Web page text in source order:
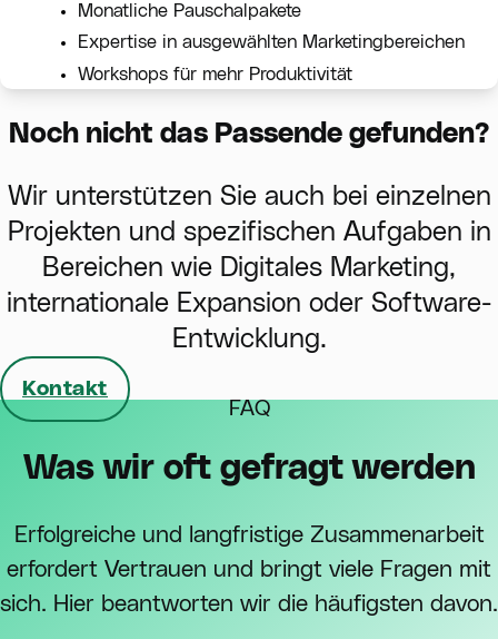
Monatliche Pauschalpakete
Expertise in ausgewählten Marketingbereichen
Workshops für mehr Produktivität
Noch nicht das Passende gefunden?
Wir unterstützen Sie auch bei einzelnen
Projekten und spezifischen Aufgaben in
Bereichen wie Digitales Marketing,
internationale Expansion oder Software-
Entwicklung.
Kontakt
FAQ
Was wir oft gefragt werden
Erfolgreiche und langfristige Zusammenarbeit
erfordert Vertrauen und bringt viele Fragen mit
sich. Hier beantworten wir die häufigsten davon.